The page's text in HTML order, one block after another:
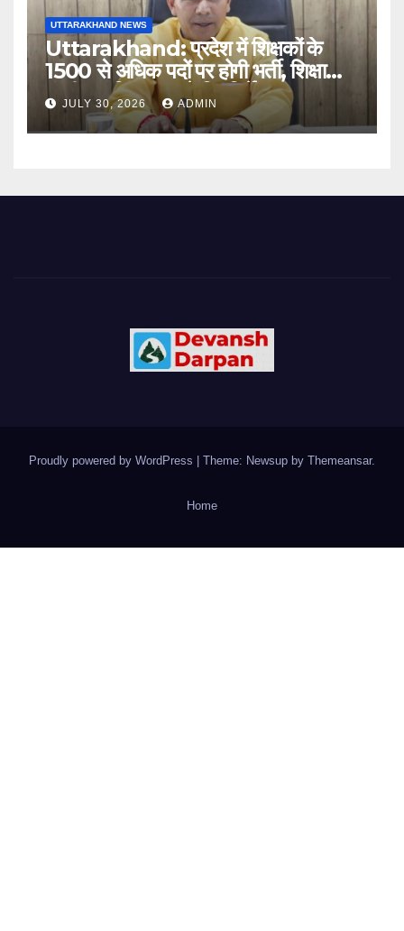
UTTARAKHAND NEWS
Uttarakhand: प्रदेश में शिक्षकों के
1500 से अधिक पदों पर होगी भर्ती, शिक्षा
मंत्री धन सिंह रावत ने दिए निर्देश
JULY 30, 2026 ADMIN
Proudly powered by WordPress Theme: Newsup by Themeansar.
Home